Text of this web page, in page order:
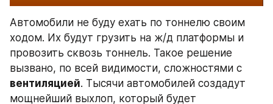
Автомобили не буду ехать по тоннелю своим
ходом. Их будут грузить на ж/д платформы и
провозить сквозь тоннель. Такое решение
вентиляцией. Тысячи автомобилей создадут
мощнейший выхлоп, который будет